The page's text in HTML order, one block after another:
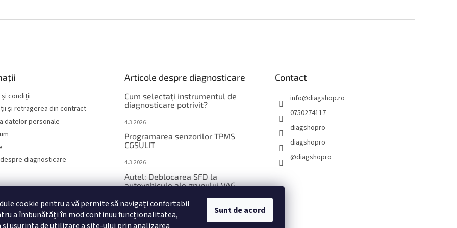
cookie pentru a vă permite să navigați confortabil
a îmbunătăți în mod continuu funcționalitatea,
Sunt de acord
condiții
și retragerea din contract
datelor personale
diagnosticare
Articole despre diagnosticare
Cum selectați instrumentul de
diagnosticare potrivit?
4.3.2026
Programarea senzorilor TPMS
CGSULIT
4.3.2026
Autel: Deblocarea SFD la
autovehicule ale grupului VAG
12.1.2026
Lista autovehiculelor echipate cu
SFD2
Contact
info@diagshop.ro
0750274117
diagshopro
diagshopro
@diagshopro